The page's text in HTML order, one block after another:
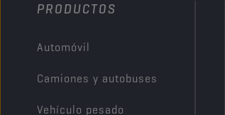
PRODUCTOS
Automóvil
Camiones y autobuses
Vehículo pesado